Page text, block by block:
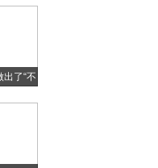
业饿殍千里
了“不